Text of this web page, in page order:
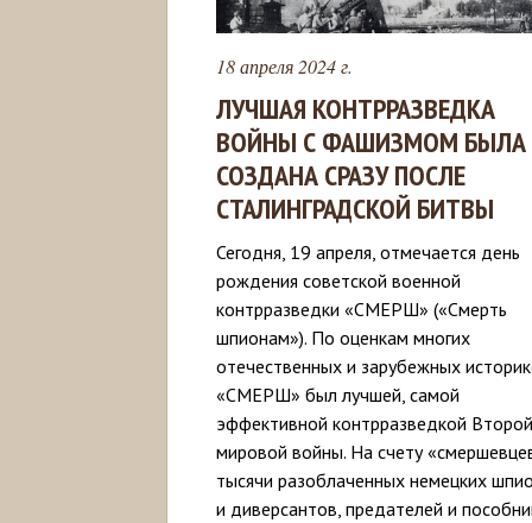
18 апреля 2024 г.
ЛУЧШАЯ КОНТРРАЗВЕДКА
ВОЙНЫ С ФАШИЗМОМ БЫЛА
СОЗДАНА СРАЗУ ПОСЛЕ
СТАЛИНГРАДСКОЙ БИТВЫ
Сегодня, 19 апреля, отмечается день
рождения советской военной
контрразведки «СМЕРШ» («Смерть
шпионам»). По оценкам многих
отечественных и зарубежных
«СМЕРШ» был лучшей, самой
эффективной контрразведкой Второй
мировой войны. На счету
тысячи разоблаченных немецких
и диверсантов, предателей и